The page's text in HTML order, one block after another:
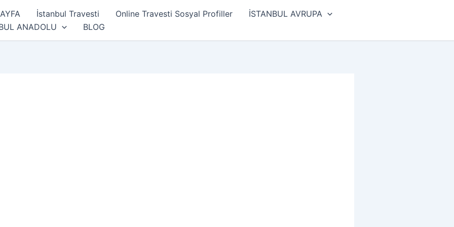
İstanbul Travesti Online Travesti Sosyal Profiller
İSTANBUL AVRUPA
ANADOLU
BLOG